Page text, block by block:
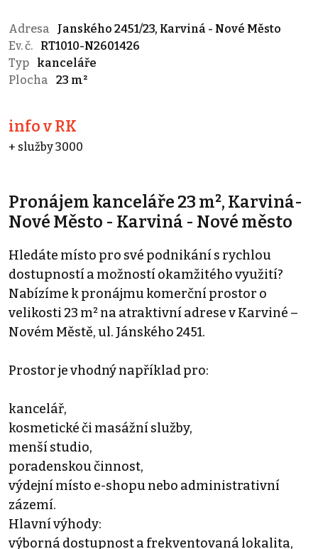
Adresa
Janského 2451/23, Karviná - Nové Město
Ev. č.
RT1010-N2601426
Typ
kanceláře
Plocha
23 m²
info v RK
+ služby 3000
Pronájem kanceláře 23 m², Karviná-
Nové Město - Karviná - Nové město
Hledáte místo pro své podnikání s rychlou
dostupností a možností okamžitého využití?
Nabízíme k pronájmu komerční prostor o
velikosti 23 m² na atraktivní adrese v Karviné –
Novém Městě, ul. Jánského 2451.
Prostor je vhodný například pro:
kancelář,
kosmetické či masážní služby,
menší studio,
poradenskou činnost,
výdejní místo e-shopu nebo administrativní
zázemí.
Hlavní výhody:
výborná dostupnost a frekventovaná lokalita,